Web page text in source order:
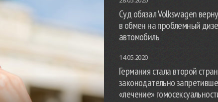
Суд обязал Volkswagen
в обмен на проблемный
автомобиль
14.05.2020
Германия стала второй
законодательно
«лечение»